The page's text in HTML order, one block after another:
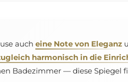
auch eine Note von Eleganz
harmonisch in die
Badezimmer — diese Spiegel